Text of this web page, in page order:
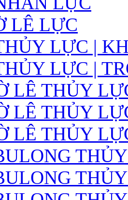
LÊ LỰC
LỰC |
LỰC |
LÊ THỦY
LÊ THỦY
LÊ THỦY